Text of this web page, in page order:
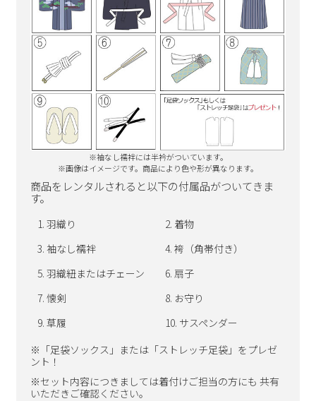
※袖なし襦袢には半衿がついています。
※画像はイメージです。商品により色や形が異なります。
商品をレンタルされると以下の付属品がついてきま
す。
羽織り
着物
袖なし襦袢
袴（角帯付き）
羽織紐またはチェーン
扇子
懐剣
お守り
草履
サスペンダー
※「足袋ソックス」または「ストレッチ足袋」をプレゼ
ント！
※セット内容につきましては着付けご担当の方にも 共有
いただきご確認ください。